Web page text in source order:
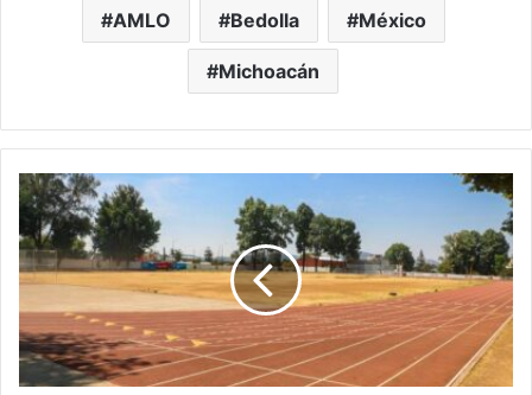
AMLO Bedolla México
Michoacán
#Uruapan
En
Proceso
Rehabilitación
De
La
Cancha
De
Frontón